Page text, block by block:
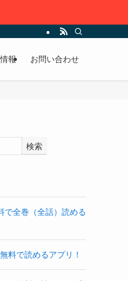
報 お問い合わせ
検索
で全巻（全話）読める
料で読めるアプリ！